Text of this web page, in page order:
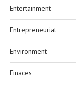
Entertainment
Entrepreneuriat
Environment
Finaces